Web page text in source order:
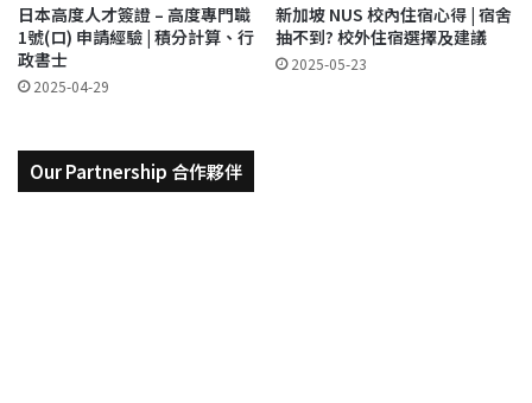
日本高度人才簽證 – 高度專門職
1號(ロ) 申請經驗 | 積分計算、行
政書士
2025-04-29
新加坡 NUS 校內住宿心得 | 宿舍
抽不到? 校外住宿選擇及建議
2025-05-23
Our Partnership 合作夥伴